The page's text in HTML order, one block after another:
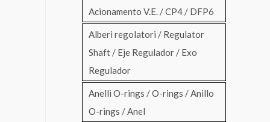
Acionamento V.E. / CP4 / DFP6
Alberi regolatori / Regulator
Shaft / Eje Regulador / Exo
Regulador
Anelli O-rings / O-rings / Anillo
O-rings / Anel